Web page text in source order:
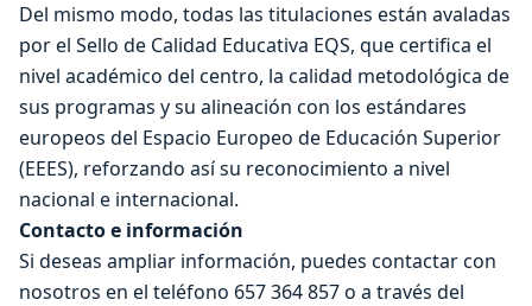
Del mismo modo, todas las titulaciones están avaladas
por el Sello de Calidad Educativa EQS, que certifica el
nivel académico del centro, la calidad metodológica de
sus programas y su alineación con los estándares
europeos del Espacio Europeo de Educación Superior
(EEES), reforzando así su reconocimiento a nivel
nacional e internacional.
Contacto e información
Si deseas ampliar información, puedes contactar con
nosotros en el teléfono 657 364 857 o a través del